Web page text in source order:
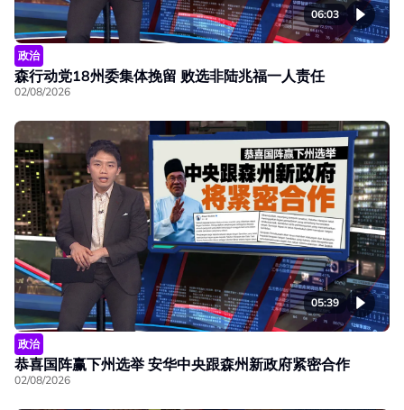
06:03
政治
森行动党18州委集体挽留 败选非陆兆福一人责任
02/08/2026
05:39
政治
恭喜国阵赢下州选举 安华中央跟森州新政府紧密合作
02/08/2026